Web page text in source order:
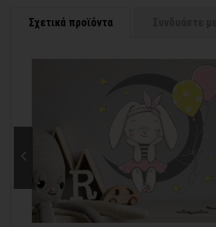
Σχετικά προϊόντα